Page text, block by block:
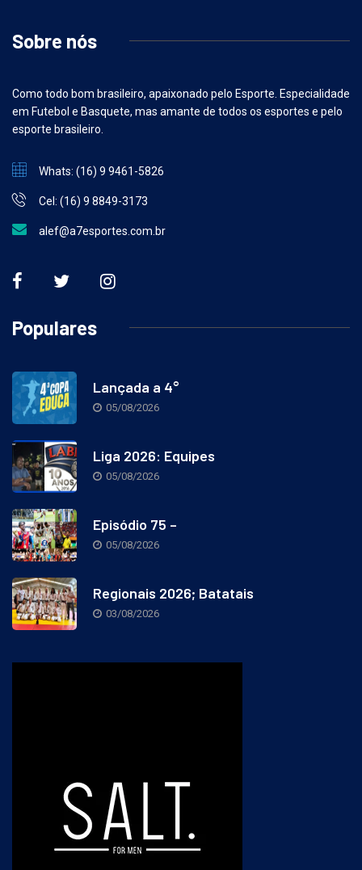
Sobre nós
Como todo bom brasileiro, apaixonado pelo Esporte. Especialidade
em Futebol e Basquete, mas amante de todos os esportes e pelo
esporte brasileiro.
Whats: (16) 9 9461-5826
Cel: (16) 9 8849-3173
alef@a7esportes.com.br
Populares
Lançada a 4°
05/08/2026
Liga 2026: Equipes
05/08/2026
Episódio 75 –
05/08/2026
Regionais 2026; Batatais
03/08/2026